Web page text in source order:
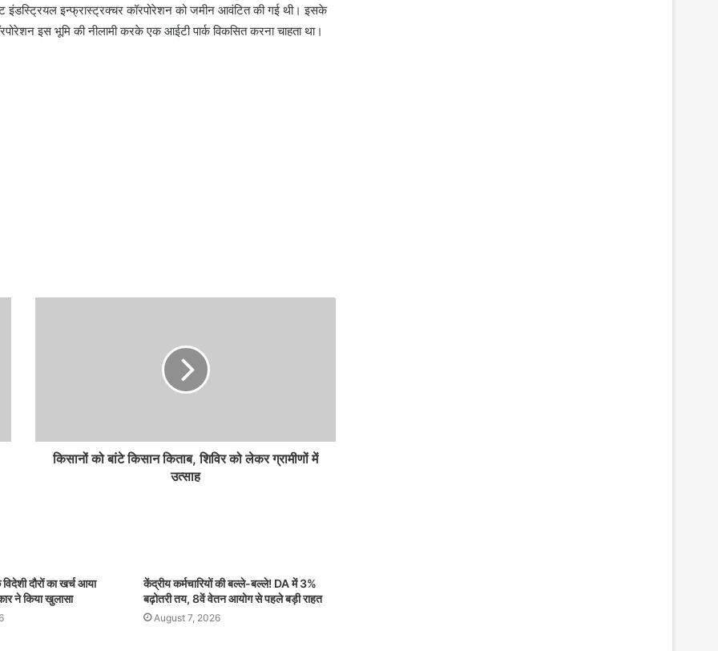
इंडस्ट्रियल इन्फ्रास्ट्रक्चर कॉरपोरेशन को जमीन आवंटित की गई थी। इसके
इस भूमि की नीलामी करके एक आईटी पार्क विकसित करना चाहता था।
किसानों को बांटे किसान किताब, शिविर को लेकर ग्रामीणों में
उत्साह
दौरों का खर्च आया
ने किया खुलासा
केंद्रीय कर्मचारियों की बल्ले-बल्ले! DA में 3%
बढ़ोतरी तय, 8वें वेतन आयोग से पहले बड़ी राहत
August 7, 2026